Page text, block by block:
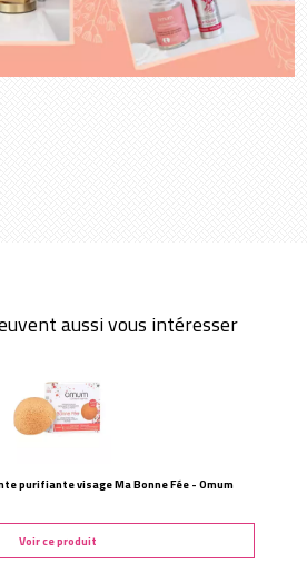
aussi vous intéresser
purifiante visage Ma Bonne Fée - Omum
Voir ce produit